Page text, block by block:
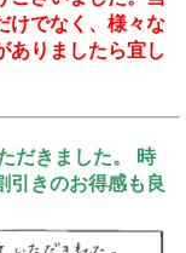
けでなく、様々な
ありましたら宜し
だきました。 時
引きのお得感も良